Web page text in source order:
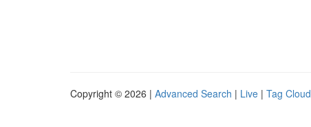
Copyright © 2026 | Advanced Search | Live | Tag Cloud